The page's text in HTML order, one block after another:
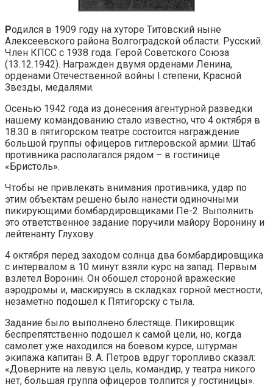
Родился в 1909 году на хуторе Титовский ныне
Алексеевского района Волгоградской области. Русский.
Член КПСС с 1938 года. Герой Советского Союза
(13.12.1942). Награжден двумя орденами Ленина,
орденами Отечественной войны I степени, Красной
Звезды, медалями.
Осенью 1942 года из донесения агентурной разведки
нашему командованию стало известно, что 4 октября в
18.30 в пятигорском театре состоится награждение
большой группы офицеров гитлеровской армии. Штаб
противника располагался рядом – в гостинице
«Бристоль».
Чтобы не привлекать внимания противника, удар по
этим объектам решено было нанести одиночными
пикирующими бомбардировщиками Пе-2. Выполнить
это ответственное задание поручили майору Воронину и
лейтенанту Глухову.
4 октября перед заходом солнца два бомбардировщика
с интервалом в 10 минут взяли курс на запад. Первым
взлетел Воронин. Он обошел стороной вражеские
аэродромы и, маскируясь в складках горной местности,
незаметно подошел к Пятигорску с тыла.
Задание было выполнено блестяще. Пикировщик
беспрепятственно подошел к самой цели, но, когда
самолет уже находился на боевом курсе, штурман
экипажа капитан В. А. Петров вдруг торопливо сказал:
«Доверните на левую цель, командир, у театра никого
нет, большая группа офицеров толпится у гостиницы».